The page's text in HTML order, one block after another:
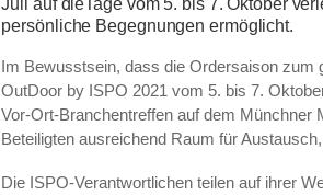
Juli auf dieTage vom 5. bis 7. Oktober
persönliche Begegnungen ermöglicht.
Im Bewusstsein, dass die Ordersaison zum
OutDoor by ISPO 2021 vom 5. bis 7.
Vor-Ort-Branchentreffen auf dem Münchner
Beteiligten ausreichend Raum für
Die ISPO-Verantwortlichen teilen auf ihrer